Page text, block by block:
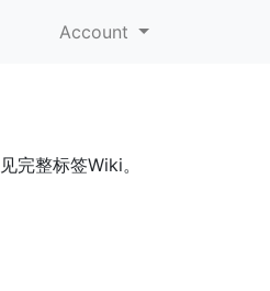
Account
完整标签Wiki。